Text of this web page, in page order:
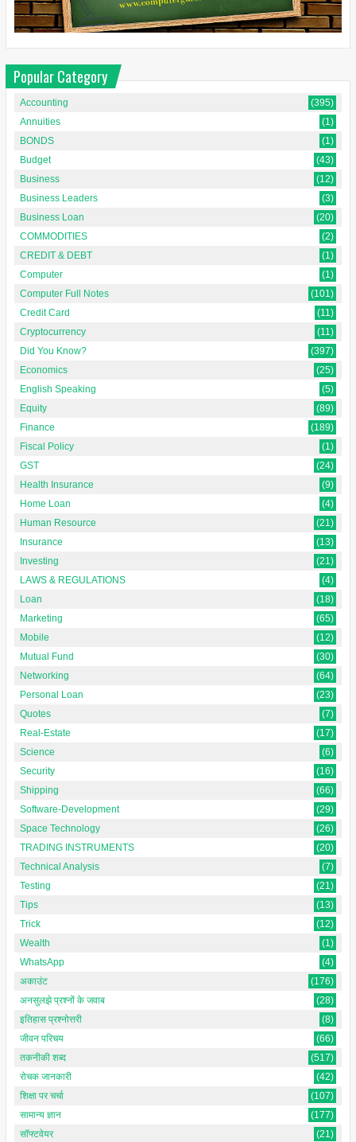
Popular Category
Accounting
(395)
Annuities
(1)
BONDS
(1)
Budget
(43)
Business
(12)
Business Leaders
(3)
Business Loan
(20)
COMMODITIES
(2)
CREDIT & DEBT
(1)
Computer
(1)
Computer Full Notes
(101)
Credit Card
(11)
Cryptocurrency
(11)
Did You Know?
(397)
Economics
(25)
English Speaking
(5)
Equity
(89)
Finance
(189)
Fiscal Policy
(1)
GST
(24)
Health Insurance
(9)
Home Loan
(4)
Human Resource
(21)
Insurance
(13)
Investing
(21)
LAWS & REGULATIONS
(4)
Loan
(18)
Marketing
(65)
Mobile
(12)
Mutual Fund
(30)
Networking
(64)
Personal Loan
(23)
Quotes
(7)
Real-Estate
(17)
Science
(6)
Security
(16)
Shipping
(66)
Software-Development
(29)
Space Technology
(26)
TRADING INSTRUMENTS
(20)
Technical Analysis
(7)
Testing
(21)
Tips
(13)
Trick
(12)
Wealth
(1)
WhatsApp
(4)
अकाउंट
(176)
अनसुलझे प्रश्नों के जवाब
(28)
इतिहास प्रश्नोत्तरी
(8)
जीवन परिचय
(66)
तकनीकी शब्द
(517)
रोचक जानकारी
(42)
शिक्षा पर चर्चा
(107)
सामान्य ज्ञान
(177)
सॉफ्टवेयर
(21)